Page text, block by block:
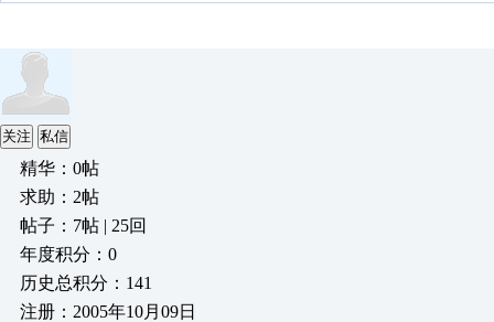
关注 私信
精华：0帖
求助：2帖
帖子：7帖 | 25回
年度积分：0
历史总积分：141
注册：2005年10月09日